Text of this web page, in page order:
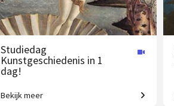
Studiedag
Kunstgeschiedenis in 1
dag!
Uitdagende expeditie van Grieken tot
Bekijk meer